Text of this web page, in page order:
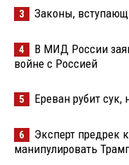
3 Законы,
4
В МИД России
войне с Россией
5 Ереван рубит сук,
6
Эксперт предрек
манипулировать